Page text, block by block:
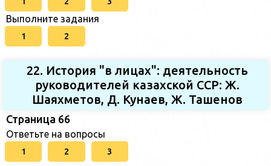
Выполните задания
1 2
22. История "в лицах": деятельность
руководителей казахской ССР: Ж.
Шаяхметов, Д. Кунаев, Ж. Ташенов
Страница 66
Ответьте на вопросы
1 2 3